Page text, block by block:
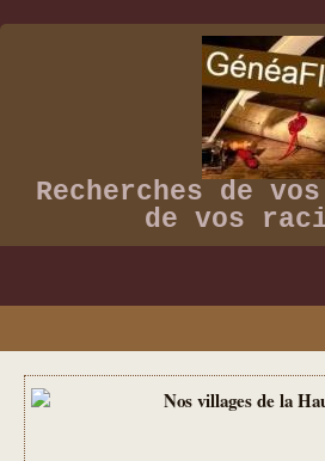
Recherches de
de vos
ACCUEIL
PRESSE